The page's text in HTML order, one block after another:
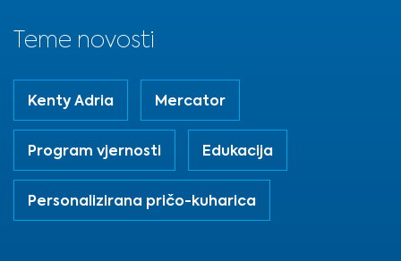
Teme novosti
Kenty Adria Mercator
Program vjernosti Edukacija
Personalizirana pričo-kuharica